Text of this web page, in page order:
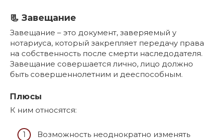
📃 Завещание
Завещание – это документ, заверяемый у
нотариуса, который закрепляет передачу права
на собственность после смерти наследодателя.
Завещание совершается лично, лицо должно
быть совершеннолетним и дееспособным.
Плюсы
К ним относятся:
Возможность неоднократно изменять